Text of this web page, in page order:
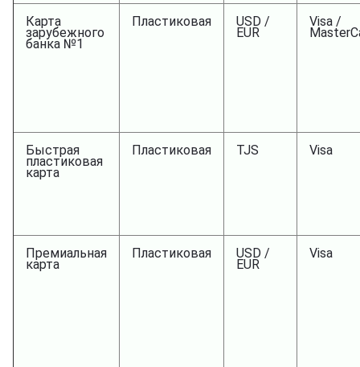
Карта
зарубежного
банка №1
Пластиковая USD /
EUR
Visa /
Быстрая
пластиковая
карта
Пластиковая TJS Visa
Премиальная
карта
Пластиковая USD /
EUR
Visa